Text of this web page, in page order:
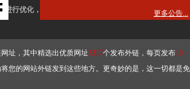
行优化，才能获得稳定的外链
，最终使搜索引擎收录带
址，其中精选出优质网址3317个发布外链，每页发布10
您的网站外链发到这些地方。更奇妙的是，这一切都是免
更多公告...